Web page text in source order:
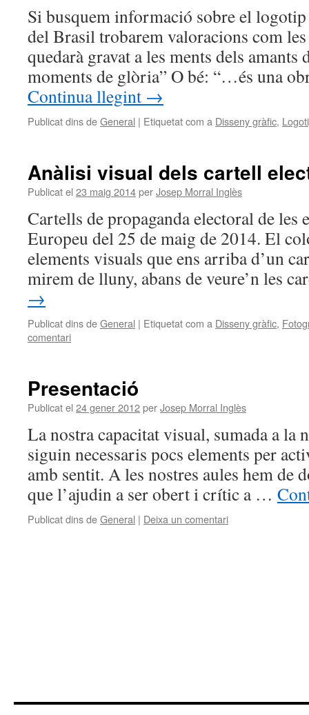
Si busquem informació sobre el
del Brasil trobarem valoracions com
quedarà gravat a les ments dels
moments de glòria” O bé: “…és una
Continua llegint →
Publicat dins deGeneral | Etiquetat com a Disseny gràfic,
Anàlisi visual dels cartell
Publicat el 23 maig 2014perJosep Morral Inglès
Cartells de propaganda electoral de les
Europeu del 25 de maig de 2014. El
elements visuals que ens arriba d’un
mirem de lluny, abans de veure’n les
→
Publicat dins deGeneral | Etiquetat com a Disseny gràfic,
comentari
Presentació
Publicat el 24 gener 2012perJosep Morral Inglès
La nostra capacitat visual, sumada a la
siguin necessaris pocs elements per
amb sentit. A les nostres aules hem de
que l’ajudin a ser obert i crític a …
Publicat dins deGeneral | Deixa un comentari